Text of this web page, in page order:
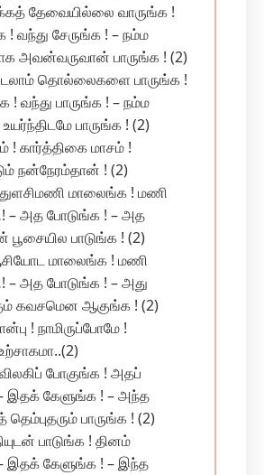
தேவையில்லை வாருங்க !
! வந்து சேருங்க ! – நம்ம‌
அவன்வருவான் பாருங்க ! (2)
தொல்லைகளை பாருங்க !
! வந்து பாருங்க ! – நம்ம‌
பாருங்க ! (2)
! கார்த்திகை மாசம் !
நன்நேரம்தான் ! (2)
மாலைங்க ! மணி
– அத போடுங்க ! – அத‌
பாடுங்க ! (2)
மாலைங்க ! மணி
அத போடுங்க ! – அது
கவசமென ஆகுங்க ! (2)
! நாமிருப்போமே !
போகுங்க ! அதப்
இதக் கேளுங்க ! – அந்த‌
தெம்புதரும் பாருங்க ! (2)
பாடுங்க ! தினம்
இதக் கேளுங்க ! – இந்த‌